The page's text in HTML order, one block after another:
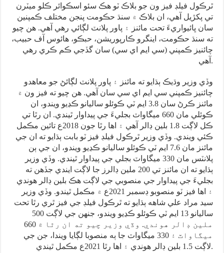
ٿرڪول فيلڊ فيز ون جو بلاڪ ٽو هڪ سئو اسڪوائر ڪلو ميٽرن
تي پکڙيل آهي، ان بلاڪ ۾ سنڌ حڪومت پنجن مختلف ڪمپنين
سان ڀائيواريءَ تحت مائنز ۽ پاور پلانٽ لڳائي رهي آهي. هن چيو
ته سنڌ حڪومت، اينگرو ڪارپوريشن، حبڪو، هائوس آف حبيب،
چائنيز ڪمپني (سي ايم اي سي) سان گڏجي ڪم ڪري رهي
آهي.
وڏي وزير وڌيڪ ٻڌايو ته مائنز ۽ پاور پلانٽ لڳائڻ جو معاهدو
چائنيز ڪمپني سي ايم اي سي سان آهي. هن چيو ته فيز ون ۾
مائنز ڪرڻ سان 3.8 ايم ٽي ڪوئلو ساليانو ڪڍيو ويندو، ان
ڪوئلي مان 660 ميگاواٽ بجليءَ جي پيداوار ٿيندي. ان رٿا تي
ڪل لاڳت 1.8 بلين ڊالر آهي ۽ اها رٿا جون 2018ع تائين مڪمل
ڪئي ويندي. وڏي وزير ٿرڪول فيلڊ فيز ٽو بابت ٻڌايو ته ان جي
مائنز مان 7.6 ايم ٽي ڪوئلو ساليانو ڪڍيو ويندو، ان جي ٻن
پلانٽس مان 330 ميگاواٽ بجلي جي پيداوار ٿيندي. وڏي وزير
ٻڌايو ته ان مائنز تي 200 ملين ڊالرز جا لاڳت ايندي جڏهن ته
بجليءَ جي پيداوار جي منصوبي جي لاڳت هڪ بلين ڊالر هوندي
۽ اها فيز ٽو منصوبو ڊسمبر 2021ع ۾ مڪمل ٿيندو. وڏي وزير
سيد مراد علي شاهه ٻڌايو ته ٿرڪول فيلڊ جي فيز ٿري رٿا تحت
ساليانو 13 ايم ٽي ڪوئلو ڪڍيو ويندو، جنهن جي لاڳت 500
ملين ڊالر هوندي. وڏي وزير چيو ته ان رٿا ۾ 660
ميگاواٽ ۽ 330 ميگاواٽ جا ٻه منصوبا لڳايا ويندا، جن جي
لاڳت 1.5 بلين ڊالر هوندي ۽ اها رٿا 2021ع مڪمل ٿيندي.